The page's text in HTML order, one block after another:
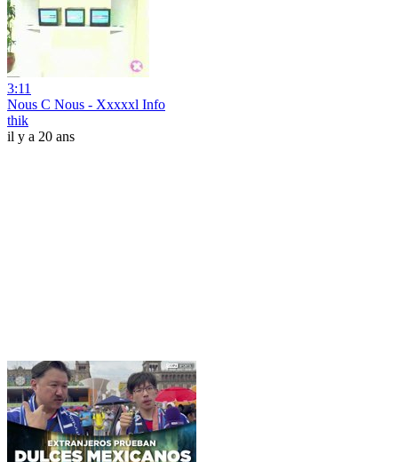
3:11
Nous C Nous - Xxxxxl Info
thik
il y a 20 ans